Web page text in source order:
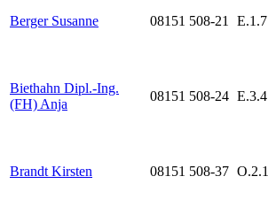
Berger Susanne 08151 508-21 E.1.7
Biethahn Dipl.-Ing.
(FH) Anja
08151 508-24 E.3.4
Brandt Kirsten 08151 508-37 O.2.1